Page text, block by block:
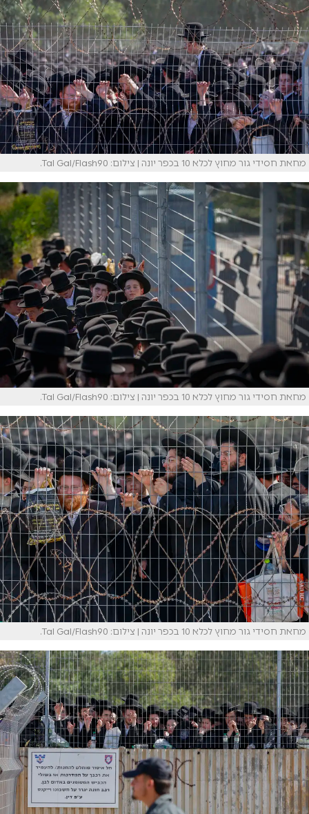
מחאת חסידי גור מחוץ לכלא 10 בכפר יונה | צילום: Tal Gal/Flash90.
מחאת חסידי גור מחוץ לכלא 10 בכפר יונה | צילום: Tal Gal/Flash90.
מחאת חסידי גור מחוץ לכלא 10 בכפר יונה | צילום: Tal Gal/Flash90.